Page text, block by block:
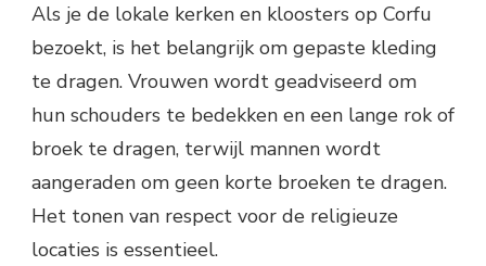
Als je de lokale kerken en kloosters op Corfu
bezoekt, is het belangrijk om gepaste kleding
te dragen. Vrouwen wordt geadviseerd om
hun schouders te bedekken en een lange rok of
broek te dragen, terwijl mannen wordt
aangeraden om geen korte broeken te dragen.
Het tonen van respect voor de religieuze
locaties is essentieel.